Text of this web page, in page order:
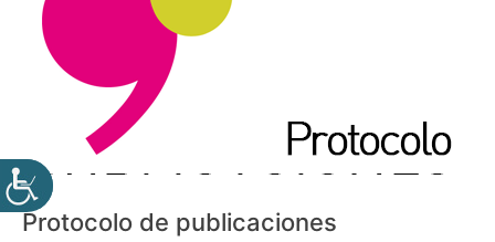
Protocolo de publicaciones